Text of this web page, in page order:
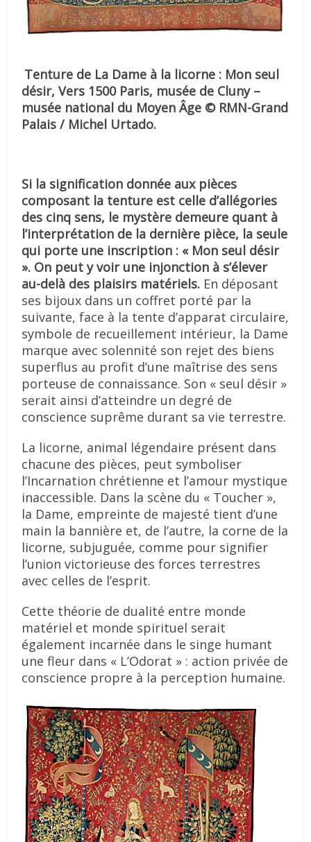
Tenture de La Dame à la licorne : Mon seul
désir, Vers 1500 Paris, musée de Cluny –
musée national du Moyen Âge © RMN-Grand
Palais / Michel Urtado.
Si la signification donnée aux pièces
composant la tenture est celle d’allégories
des cinq sens, le mystère demeure quant à
l’interprétation de la dernière pièce, la seule
qui porte une inscription : « Mon seul désir
». On peut y voir une injonction à s’élever
au-delà des plaisirs matériels. En déposant
ses bijoux dans un coffret porté par la
suivante, face à la tente d’apparat circulaire,
symbole de recueillement intérieur, la Dame
marque avec solennité son rejet des biens
superflus au profit d’une maîtrise des sens
porteuse de connaissance. Son « seul désir »
serait ainsi d’atteindre un degré de
conscience suprême durant sa vie terrestre.
La licorne, animal légendaire présent dans
chacune des pièces, peut symboliser
l’Incarnation chrétienne et l’amour mystique
inaccessible. Dans la scène du « Toucher »,
la Dame, empreinte de majesté tient d’une
main la bannière et, de l’autre, la corne de la
licorne, subjuguée, comme pour signifier
l’union victorieuse des forces terrestres
avec celles de l’esprit.
Cette théorie de dualité entre monde
matériel et monde spirituel serait
également incarnée dans le singe humant
une fleur dans « L’Odorat » : action privée de
conscience propre à la perception humaine.